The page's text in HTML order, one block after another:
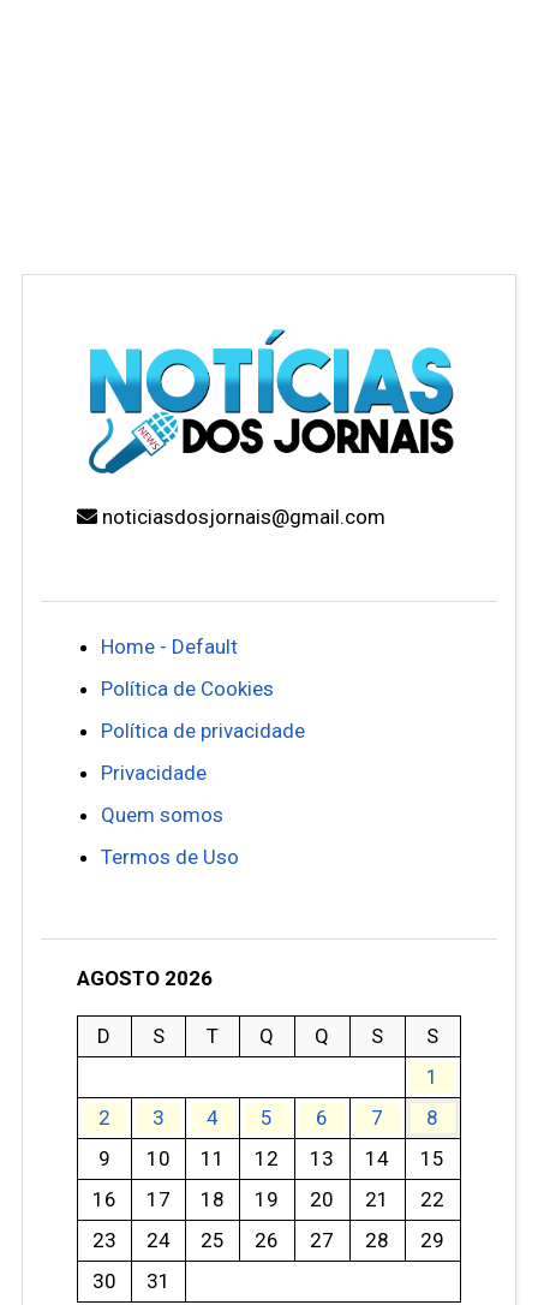
noticiasdosjornais@gmail.com
Home - Default
Política de Cookies
Política de privacidade
Privacidade
Quem somos
Termos de Uso
AGOSTO 2026
D S T Q Q S
S
1
2
3 4 5 6 7
8
9
10 11 12 13 14
15
16
17 18 19 20 21
22
23
24 25 26 27 28
29
30
31